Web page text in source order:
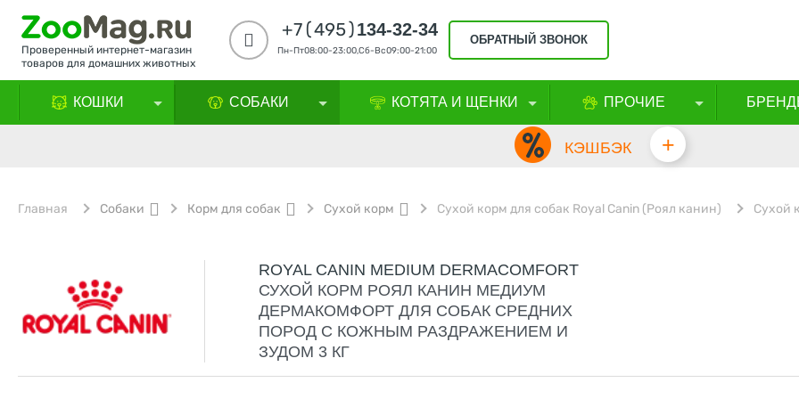
Проверенный интернет-магазин
товаров для домашних животных
+7(495)134-32-34
Пн-Пт08:00-23:00,Сб-Вс09:00-21:00
ОБРАТНЫЙ ЗВОНОК
КОШКИ СОБАКИ КОТЯТА И ЩЕНКИ ПРОЧИЕ
КЭШБЭК +
Главная Собаки Корм для собак Сухой корм Cухой корм для собак Royal Canin (Роял канин) Сухой
ROYAL CANIN MEDIUM DERMACOMFORT
СУХОЙ КОРМ РОЯЛ КАНИН МЕДИУМ
ДЕРМАКОМФОРТ ДЛЯ СОБАК СРЕДНИХ
ПОРОД С КОЖНЫМ РАЗДРАЖЕНИЕМ И
ЗУДОМ 3 КГ